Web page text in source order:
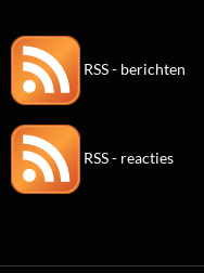
RSS - berichten
RSS - reacties